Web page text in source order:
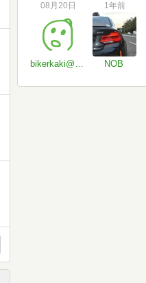
08月20日
bikerkaki@gmail.com
1年前
NOB